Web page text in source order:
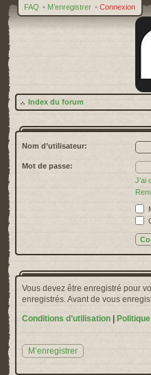
FAQ • M’enregistrer • Connexion
Index du forum
Nom d’utilisateur:
Mot de passe:
J’ai
Vous devez être enregistré pour
enregistrés. Avant de vous
Conditions d’utilisation
M’enregistrer